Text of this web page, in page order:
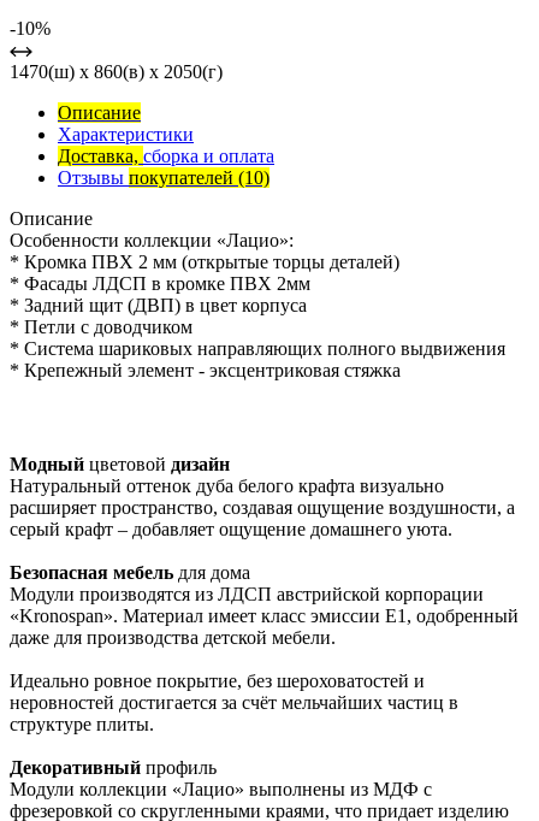
-10%
1470(ш) x 860(в) x 2050(г)
Описание
Характеристики
Доставка, сборка и оплата
Отзывы покупателей (10)
Описание
Особенности коллекции «Лацио»:
* Кромка ПВХ 2 мм (открытые торцы деталей)
* Фасады ЛДСП в кромке ПВХ 2мм
* Задний щит (ДВП) в цвет корпуса
* Петли с доводчиком
* Система шариковых направляющих полного выдвижения
* Крепежный элемент - эксцентриковая стяжка
Модный цветовой дизайн
Натуральный оттенок дуба белого крафта визуально
расширяет пространство, создавая ощущение воздушности, а
серый крафт – добавляет ощущение домашнего уюта.
Безопасная мебель для дома
Модули производятся из ЛДСП австрийской корпорации
«Kronospan». Материал имеет класс эмиссии Е1, одобренный
даже для производства детской мебели.
Идеально ровное покрытие, без шероховатостей и
неровностей достигается за счёт мельчайших частиц в
структуре плиты.
Декоративный профиль
Модули коллекции «Лацио» выполнены из МДФ с
фрезеровкой со скругленными краями, что придает изделию